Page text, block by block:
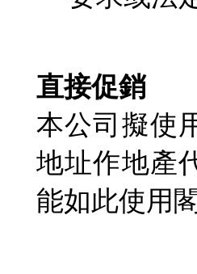
直接促銷
本公司擬使
地址作地產
能如此使用